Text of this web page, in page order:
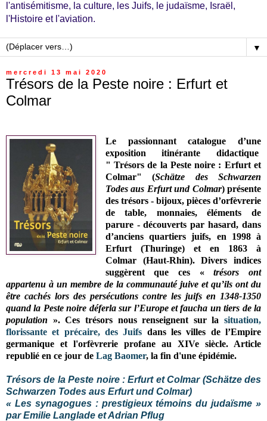
l'antisémitisme, la culture, les Juifs, le judaïsme, Israël,
l'Histoire et l'aviation.
▼
mercredi 13 mai 2020
Trésors de la Peste noire : Erfurt et
Colmar
Le passionnant catalogue d’une
exposition itinérante didactique
" Trésors de la Peste noire : Erfurt et
Colmar" (Schätze des Schwarzen
Todes aus Erfurt und Colmar)présente
des trésors - bijoux, pièces d’orfèvrerie
de table, monnaies, éléments de
parure - découverts par hasard, dans
d’anciens quartiers juifs, en 1998 à
Erfurt (Thuringe) et en 1863 à
Colmar (Haut-Rhin). Divers indices
suggèrent que ces «trésors ont
appartenu à un membre de la communauté juive et qu’ils ont du
être cachés lors des persécutions contre les juifs en 1348-1350
quand la Peste noire déferla sur l’Europe et faucha un tiers de la
population ». Ces trésors nous renseignent sur la situation,
florissante et précaire, des Juifs dans les villes de l’Empire
germanique et l'orfèvrerie profane au XIVe siècle. Article
republié en ce jour de Lag Baomer, la fin d'une épidémie.
Trésors de la Peste noire : Erfurt et Colmar (Schätze des
Schwarzen Todes aus Erfurt und Colmar)
« Les synagogues : prestigieux témoins du judaïsme »
par Emilie Langlade et Adrian Pflug